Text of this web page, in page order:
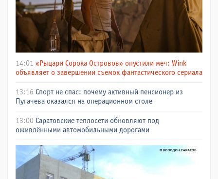
14:01 «Рыцари Сорока Островов» опустили меч: Wink
объявляет о завершении съемок фантастического сериала
13:16 Спорт не спас: почему активный пенсионер из
Пугачева оказался на операционном столе
13:00 Саратовские теплосети обновляют под
оживлёнными автомобильными дорогами